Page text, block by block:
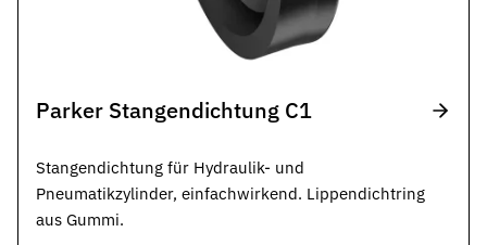
Parker Stangendichtung C1
Stangendichtung für Hydraulik- und
Pneumatikzylinder, einfachwirkend. Lippendichtring
aus Gummi.